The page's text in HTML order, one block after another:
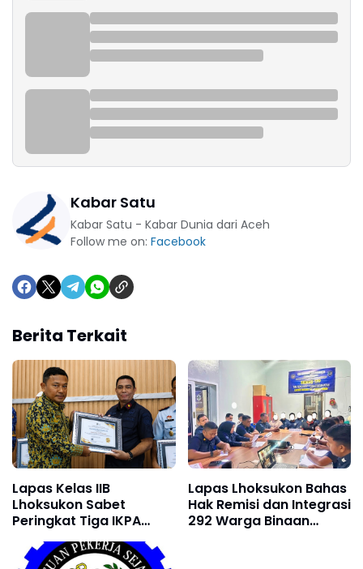
Kabar Satu
Kabar Satu - Kabar Dunia dari Aceh
Follow me on: Facebook
Berita Terkait
Lapas Kelas IIB
Lhoksukon Sabet
Peringkat Tiga IKPA
Terbaik Semester I 2026
dari KPPN Lhokseumawe
Lapas Lhoksukon Bahas
Hak Remisi dan Integrasi
292 Warga Binaan